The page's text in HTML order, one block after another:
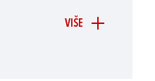
VIŠE